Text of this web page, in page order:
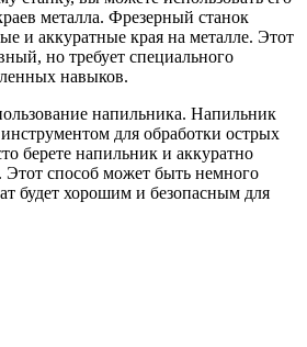
металла. Фрезерный станок
и аккуратные края на металле. Этот
но требует специального
навыков.
напильника. Напильник
для обработки острых
берете напильник и аккуратно
способ может быть немного
будет хорошим и безопасным для